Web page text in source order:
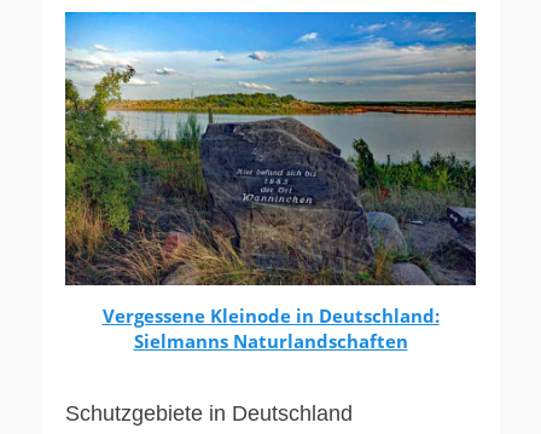
Vergessene Kleinode in Deutschland:
Sielmanns Naturlandschaften
Schutzgebiete in Deutschland